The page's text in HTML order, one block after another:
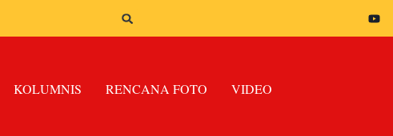
KOLUMNIS RENCANA FOTO VIDEO